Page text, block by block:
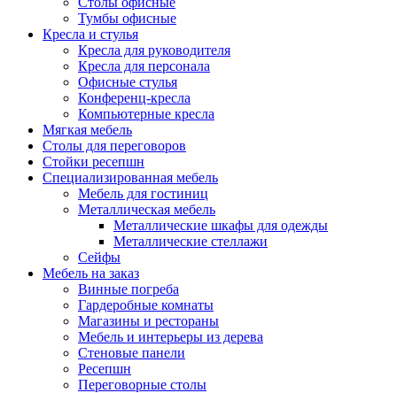
Тумбы офисные
Кресла и стулья
Кресла для руководителя
Кресла для персонала
Офисные стулья
Конференц-кресла
Компьютерные кресла
Мягкая мебель
Столы для переговоров
Стойки ресепшн
Специализированная мебель
Мебель для гостиниц
Металлическая мебель
Металлические шкафы для одежды
Металлические стеллажи
Сейфы
Мебель на заказ
Винные погреба
Гардеробные комнаты
Магазины и рестораны
Мебель и интерьеры из дерева
Стеновые панели
Ресепшн
Переговорные столы